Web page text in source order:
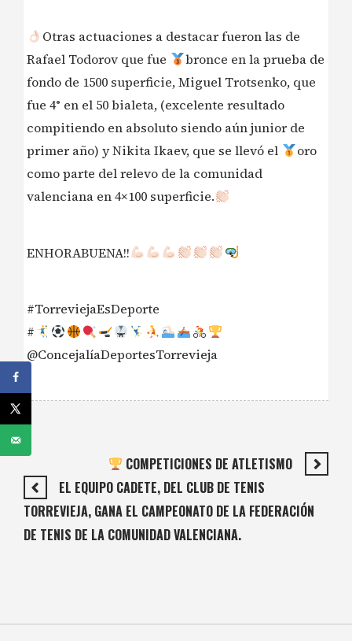
Otras actuaciones a destacar fueron las de
Rafael Todorov que fue
bronce en la prueba de
fondo de 1500 superficie, Miguel Trotsenko, que
fue 4° en el 50 bialeta, (excelente resultado
compitiendo en absoluto siendo aún junior de
primer año) y Nikita Ikaev, que se llevó el
oro
como parte del relevo de la comunidad
valenciana en 4×100 superficie.
ENHORABUENA!!
#TorreviejaEsDeporte
#
@ConcejalíaDeportesTorrevieja
COMPETICIONES DE ATLETISMO
EL EQUIPO CADETE, DEL CLUB DE TENIS
TORREVIEJA, GANA EL CAMPEONATO DE LA FEDERACIÓN
DE TENIS DE LA COMUNIDAD VALENCIANA.